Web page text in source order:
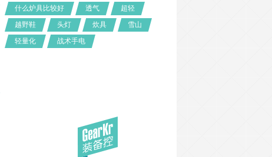
什么炉具比较好
透气
超轻
越野鞋
头灯 炊具
雪山
轻量化
战术手电